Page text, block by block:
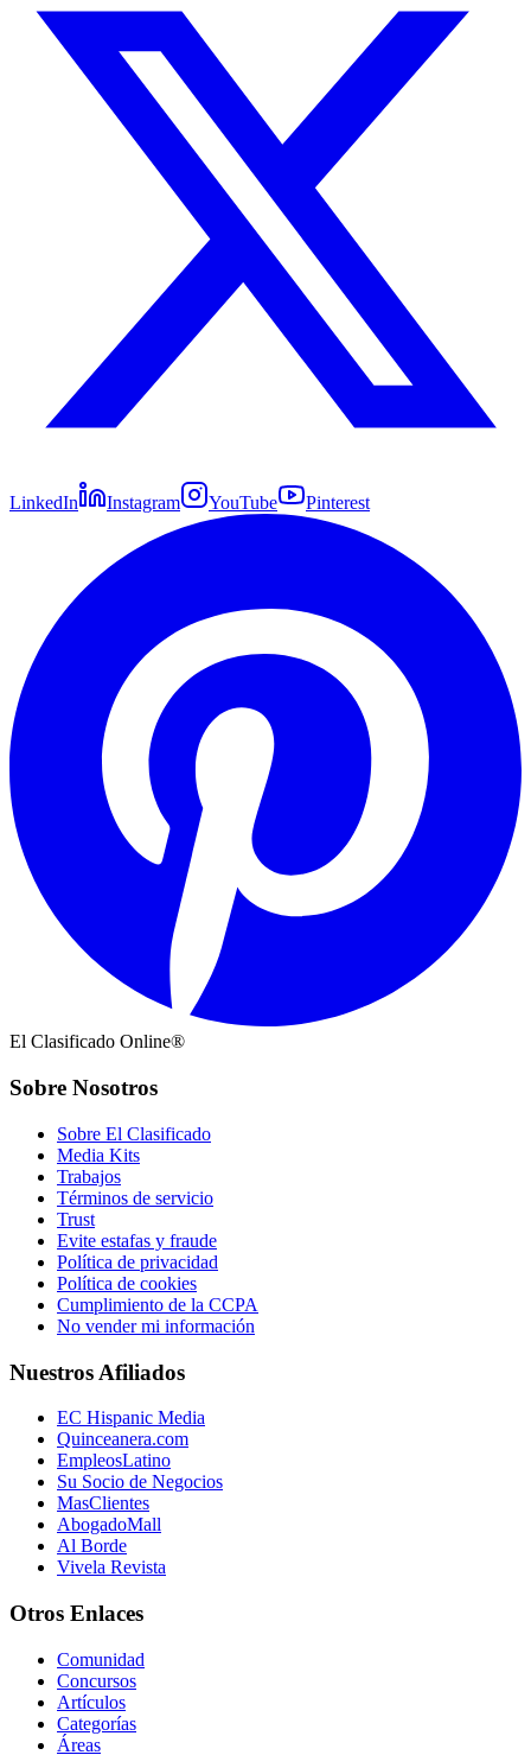
LinkedIn Instagram YouTube Pinterest
El Clasificado Online®
Sobre Nosotros
Sobre El Clasificado
Media Kits
Trabajos
Términos de servicio
Trust
Evite estafas y fraude
Política de privacidad
Política de cookies
Cumplimiento de la CCPA
No vender mi información
Nuestros Afiliados
EC Hispanic Media
Quinceanera.com
EmpleosLatino
Su Socio de Negocios
MasClientes
AbogadoMall
Al Borde
Vivela Revista
Otros Enlaces
Comunidad
Concursos
Artículos
Categorías
Áreas